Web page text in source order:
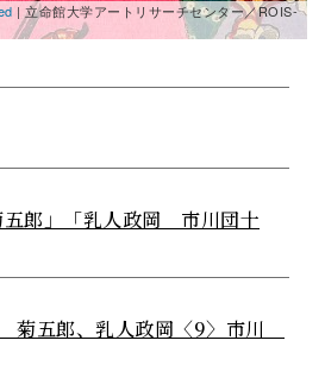
| 立命館大学アートリサーチセンター／ROIS-
郎」「乳人政岡 市川団十
菊五郎、乳人政岡〈9〉市川